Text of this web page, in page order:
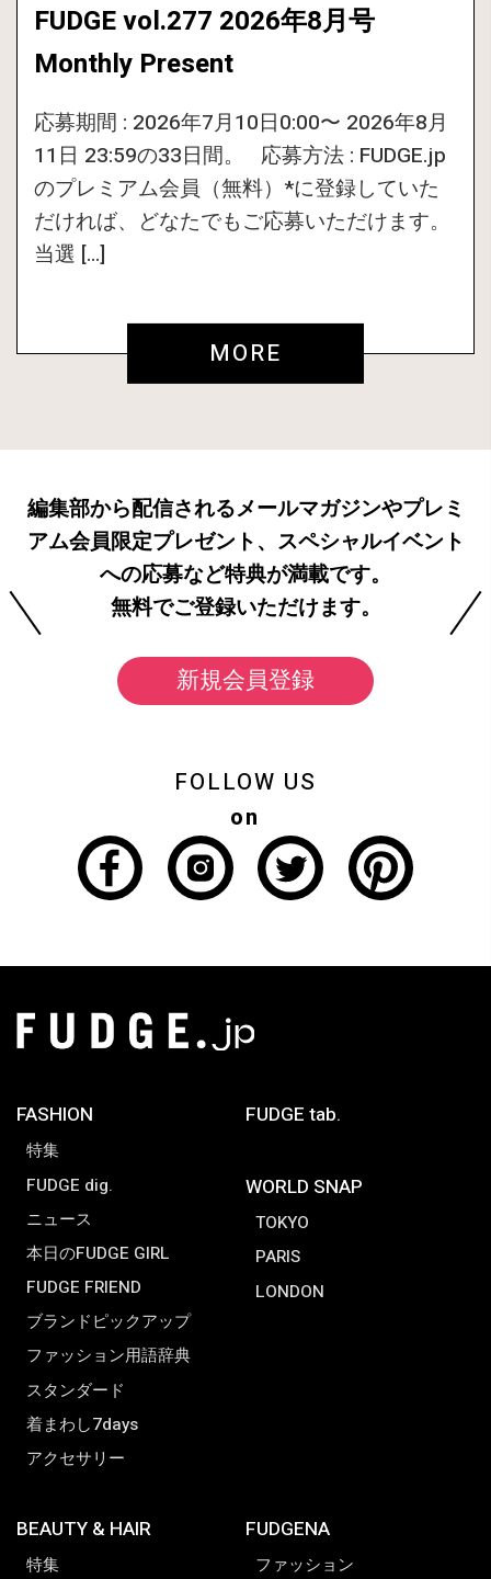
FUDGE vol.277 2026年8月号
Monthly Present
応募期間 : 2026年7月10日0:00〜 2026年8月
11日 23:59の33日間。 応募方法 : FUDGE.jp
のプレミアム会員（無料）*に登録していた
だければ、どなたでもご応募いただけます。
当選 […]
MORE
編集部から配信されるメールマガジンやプレミ
アム会員限定プレゼント、スペシャルイベント
への応募など特典が満載です。
無料でご登録いただけます。
新規会員登録
FOLLOW US
on
FASHION
特集
FUDGE dig.
ニュース
本日のFUDGE GIRL
FUDGE FRIEND
ブランドピックアップ
ファッション用語辞典
スタンダード
着まわし7days
アクセサリー
FUDGE tab.
WORLD SNAP
TOKYO
PARIS
LONDON
BEAUTY & HAIR
特集
FUDGENA
ファッション